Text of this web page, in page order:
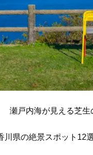
瀬戸内海が見える芝生